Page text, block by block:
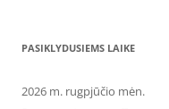
PASIKLYDUSIEMS LAIKE
2026 m. rugpjūčio mėn.